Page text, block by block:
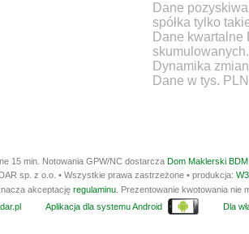
Dane
spółka tylko
Dane
skumulowanych.
Dynamika
Dane w tys. PLN
15 min. Notowania GPW/NC dostarcza Dom Maklerski
sp. z o.o. • Wszystkie prawa zastrzeżone • produkcja:
akceptację regulaminu . Prezentowanie kwotowania
Aplikacja dla systemu Android Dla